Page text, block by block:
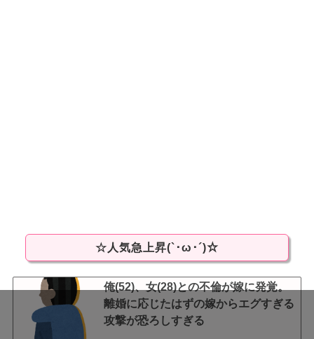
☆人気急上昇(`･ω･´)☆
俺(52)、女(28)との不倫が嫁に発覚。
離婚に応じたはずの嫁からエグすぎる
攻撃が恐ろしすぎる